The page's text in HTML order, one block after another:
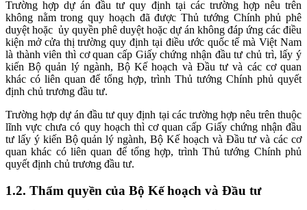
Trường hợp dự án đầu tư quy định tại các trường hợp nêu trên
không nằm trong quy hoạch đã được Thủ tướng Chính phủ phê
duyệt hoặc ủy quyền phê duyệt hoặc dự án không đáp ứng các điều
kiện mở cửa thị trường quy định tại điều ước quốc tế mà Việt Nam
là thành viên thì cơ quan cấp Giấy chứng nhận đầu tư chủ trì, lấy ý
kiến Bộ quản lý ngành, Bộ Kế hoạch và Đầu tư và các cơ quan
khác có liên quan để tổng hợp, trình Thủ tướng Chính phủ quyết
định chủ trương đầu tư.
Trường hợp dự án đầu tư quy định tại các trường hợp nêu trên thuộc
lĩnh vực chưa có quy hoạch thì cơ quan cấp Giấy chứng nhận đầu
tư lấy ý kiến Bộ quản lý ngành, Bộ Kế hoạch và Đầu tư và các cơ
quan khác có liên quan để tổng hợp, trình Thủ tướng Chính phủ
quyết định chủ trương đầu tư.
1.2. Thẩm quyền của Bộ Kế hoạch và Đầu tư